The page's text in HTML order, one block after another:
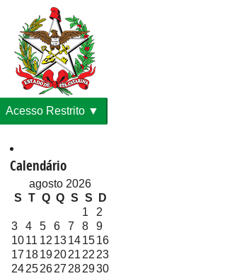
Acesso Restrito
Calendário
agosto 2026
S T Q Q S S
D
1
2
3
4 5 6 7 8
9
1011 12 13141516
17 18192021 22 23
24252627 282930